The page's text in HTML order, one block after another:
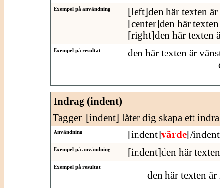
Exempel på användning
[left]den här texten
[center]den här
[right]den här texten
Exempel på resultat
den här texten är
Indrag (indent)
Taggen [indent] låter dig skapa ett
Användning [indent]värde[/
Exempel på användning [indent]den här
Exempel på resultat
den här texten är